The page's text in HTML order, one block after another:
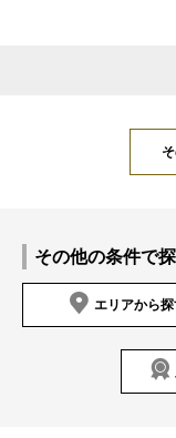
その他の条件で
エリアから